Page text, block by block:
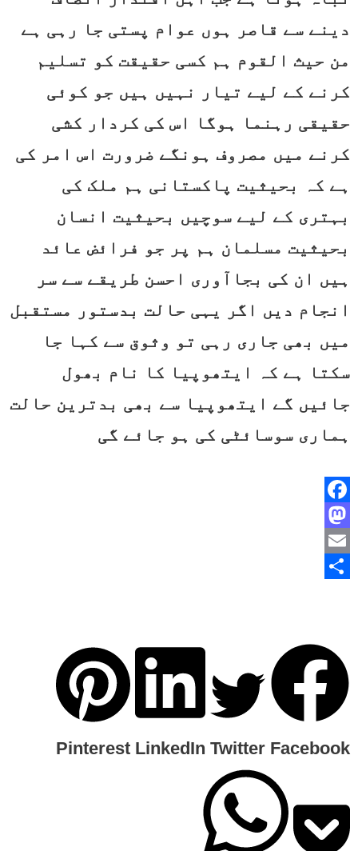
دینے سے قاصر ہوں عوام پستی جا رہی ہے
من حیث القوم ہم کسی حقیقت کو تسلیم
کرنے کے لیے تیار نہیں ہیں جو کوئی
حقیقی رہنما ہوگا اس کی کردار کشی
کرنے میں مصروف ہونگے ضرورت اس امر کی
ہے کہ بحیثیت پاکستانی ہم ملک کی
بہتری کے لیے سوچیں بحیثیت انسان
بحیثیت مسلمان ہم پر جو فرائض عائد
ہیں ان کی بجاآوری احسن طریقے سے سر
انجام دیں اگر یہی حالت بدستور مستقبل
میں بھی جاری رہی تو وثوق سے کہا جا
سکتا ہے کہ ایتھوپیا کا نام بھول
جائیں گے ایتھوپیا سے بھی بدترین حالت
ہماری سوسائٹی کی ہو جائے گی
Facebook
Mastodon
Email
Facebook
Twitter
LinkedIn
Pinterest